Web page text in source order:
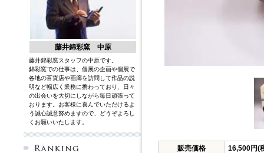
藤井錦彩窯 中原
藤井錦彩窯スタッフの中原です。
錦彩窯での仕事は、個展の企画や個展で
各地の百貨店や画廊を訪問して作品の説
明など幅広く業務に携わっており、日々
の出会いを大切にしながら毎日頑張って
おります。お客様に喜んでいただけるよ
う誠心誠意努めますので、どうぞよろし
くお願いいたします。
販売価格 16,500円(